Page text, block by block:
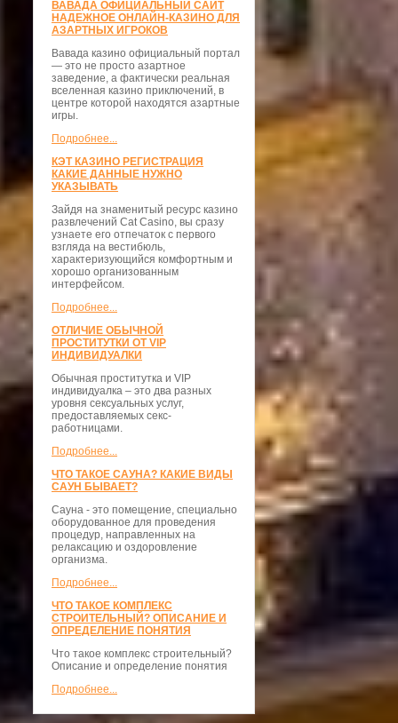
ВАВАДА ОФИЦИАЛЬНЫЙ САЙТ
НАДЕЖНОЕ ОНЛАЙН-КАЗИНО ДЛЯ
АЗАРТНЫХ ИГРОКОВ
Вавада казино официальный портал
— это не просто азартное
заведение, а фактически реальная
вселенная казино приключений, в
центре которой находятся азартные
игры.
Подробнее...
КЭТ КАЗИНО РЕГИСТРАЦИЯ
КАКИЕ ДАННЫЕ НУЖНО
УКАЗЫВАТЬ
Зайдя на знаменитый ресурс казино
развлечений Cat Casino, вы сразу
узнаете его отпечаток с первого
взгляда на вестибюль,
характеризующийся комфортным и
хорошо организованным
интерфейсом.
Подробнее...
ОТЛИЧИЕ ОБЫЧНОЙ
ПРОСТИТУТКИ ОТ VIP
ИНДИВИДУАЛКИ
Обычная проститутка и VIP
индивидуалка – это два разных
уровня сексуальных услуг,
предоставляемых секс-
работницами.
Подробнее...
ЧТО ТАКОЕ САУНА? КАКИЕ ВИДЫ
САУН БЫВАЕТ?
Сауна - это помещение, специально
оборудованное для проведения
процедур, направленных на
релаксацию и оздоровление
организма.
Подробнее...
ЧТО ТАКОЕ КОМПЛЕКС
СТРОИТЕЛЬНЫЙ? ОПИСАНИЕ И
ОПРЕДЕЛЕНИЕ ПОНЯТИЯ
Что такое комплекс строительный?
Описание и определение понятия
Подробнее...